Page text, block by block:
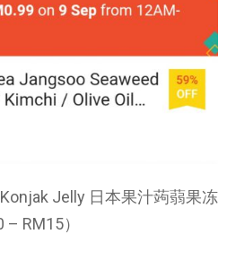
Jelly 日本果汁蒟蒻果冻
RM15）